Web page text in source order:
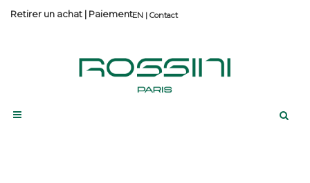
Contact
Retirer un achat | Paiement